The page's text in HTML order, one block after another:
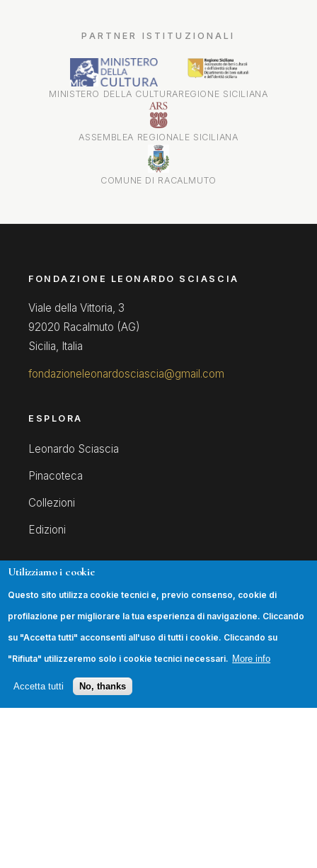
PARTNER ISTITUZIONALI
MINISTERO DELLA CULTURAREGIONE SICILIANA
ASSEMBLEA REGIONALE SICILIANA
COMUNE DI RACALMUTO
FONDAZIONE LEONARDO SCIASCIA
Viale della Vittoria, 3
92020 Racalmuto (AG)
Sicilia, Italia
fondazioneleonardosciascia@gmail.com
ESPLORA
Leonardo Sciascia
Pinacoteca
Collezioni
Edizioni
INFORMAZIONI
Contatti
Trasparenza
Utilizziamo i cookie
Questo sito utilizza cookie tecnici e, previo consenso, cookie di
profilazione per migliorare la tua esperienza di navigazione. Cliccando
su "Accetta tutti" acconsenti all'uso di tutti i cookie. Cliccando su
"Rifiuta" utilizzeremo solo i cookie tecnici necessari. More info
Accetta tutti No, thanks